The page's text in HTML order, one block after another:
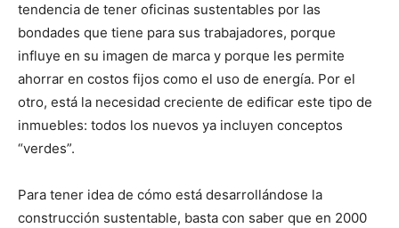
tendencia de tener oficinas sustentables por las
bondades que tiene para sus trabajadores, porque
influye en su imagen de marca y porque les permite
ahorrar en costos fijos como el uso de energía. Por el
otro, está la necesidad creciente de edificar este tipo de
inmuebles: todos los nuevos ya incluyen conceptos
“verdes”.
Para tener idea de cómo está desarrollándose la
construcción sustentable, basta con saber que en 2000